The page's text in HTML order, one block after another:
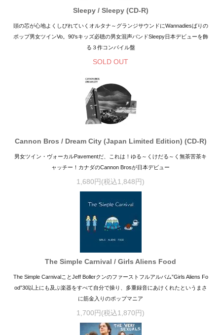
Sleepy / Sleepy (CD-R)
頭の芯が心地よくしびれていくオルタナ～グランジサウンドにWannadiesばりの
ポップ男女ツインVo。90'sキッズ必聴の男女混声バンドSleepy日本デビューを飾
る３作コンパイル盤
SOLD OUT
Cannon Bros / Dream City (Japan Limited Edition) (CD-R)
男女ツイン・ヴォーカルPavementだ、これは！ゆる～くけだる～く無茶苦茶キ
ャッチー！カナダのCannon Brosが日本デビュー
1,680円(税込1,848円)
The Simple Carnival / Girls Aliens Food
The Simple CarnivalことJeff Bollerクンのファーストフルアルバム”Girls Aliens Fo
od”30以上にも及ぶ楽器をすべて自分で操り、多重録音にあけくれたというまさ
に筋金入りのポップマニア
1,700円(税込1,870円)